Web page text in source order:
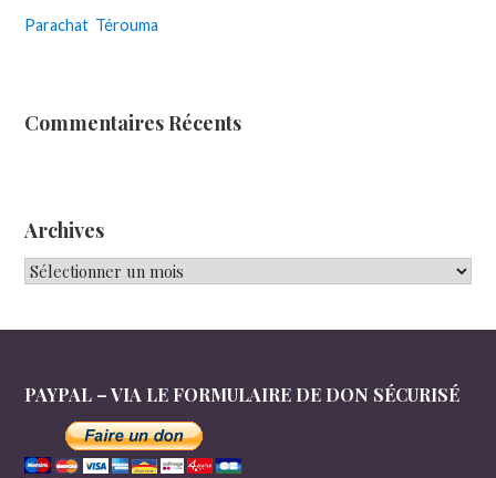
Parachat Térouma
Commentaires Récents
Archives
Archives
PAYPAL – VIA LE FORMULAIRE DE DON SÉCURISÉ